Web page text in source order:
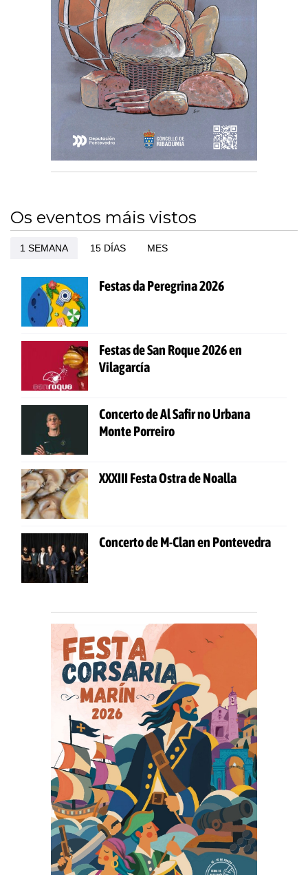
Os eventos máis vistos
1 SEMANA 15 DÍAS MES
Festas da Peregrina 2026
Festas de San Roque 2026 en
Vilagarcía
Concerto de Al Safir no Urbana
Monte Porreiro
XXXIII Festa Ostra de Noalla
Concerto de M-Clan en Pontevedra